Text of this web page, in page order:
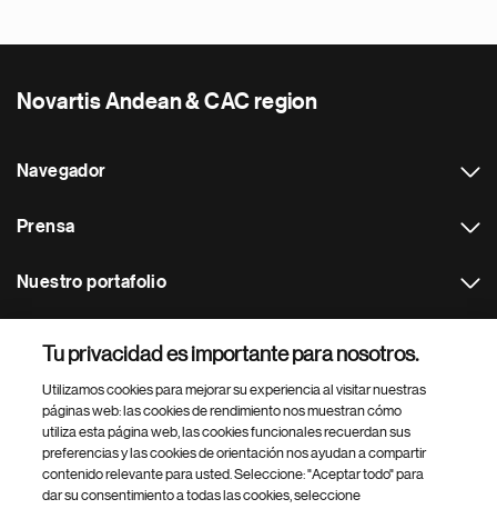
Novartis Andean & CAC region
Navegador
Prensa
Nuestro portafolio
Footer Site Search
Tu privacidad es importante para nosotros.
Utilizamos cookies para mejorar su experiencia al visitar nuestras
páginas web: las cookies de rendimiento nos muestran cómo
utiliza esta página web, las cookies funcionales recuerdan sus
preferencias y las cookies de orientación nos ayudan a compartir
contenido relevante para usted. Seleccione: "Aceptar todo" para
dar su consentimiento a todas las cookies, seleccione